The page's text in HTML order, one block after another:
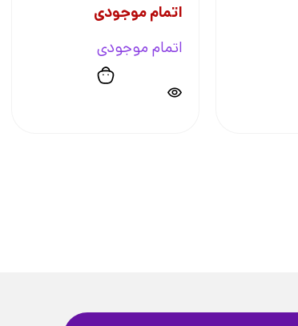
اتمام موجودی
اتمام موجودی